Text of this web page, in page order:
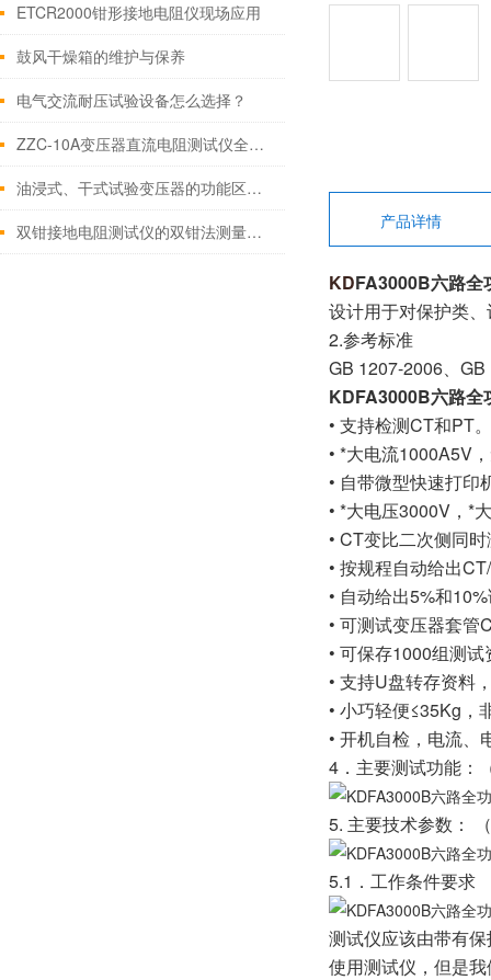
ETCR2000钳形接地电阻仪现场应用
鼓风干燥箱的维护与保养
电气交流耐压试验设备怎么选择？
ZZC-10A变压器直流电阻测试仪全面讲解
油浸式、干式试验变压器的功能区别在哪些？
双钳接地电阻测试仪的双钳法测量原理
产品详情
KDFA3000B六路全
设计用于对保护类
2.参考标准
GB 1207-2006、
KDFA3000B六路全
• 支持检测CT和PT。
• *大电流1000A5V
• 自带微型快速打印
• *大电压3000V，*
• CT变比二次侧同
• 按规程自动给出
• 自动给出5%和
• 可测试变压器套管
• 可保存1000组测
• 支持U盘转存资料
• 小巧轻便≤35Kg，
• 开机自检，电流、
4．主要测试功能：
5. 主要技术参数：
5.1．工作条件要求
测试仪应该由带有
使用测试仪，但是